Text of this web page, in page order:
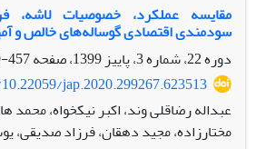
مقایسه عملکرد، خصوصیات لاشه،
سودمندی اقتصادی گوساله‌های خالص و
دوره 22، شماره 3، پاییز 1399، صفحه
457-469
jap.2020.299267.623513
عبداله رضاقلی وند، اکبر نیکخواه، محمد
مختارزاده، مجید دهقان، فرزاد صدیقی،